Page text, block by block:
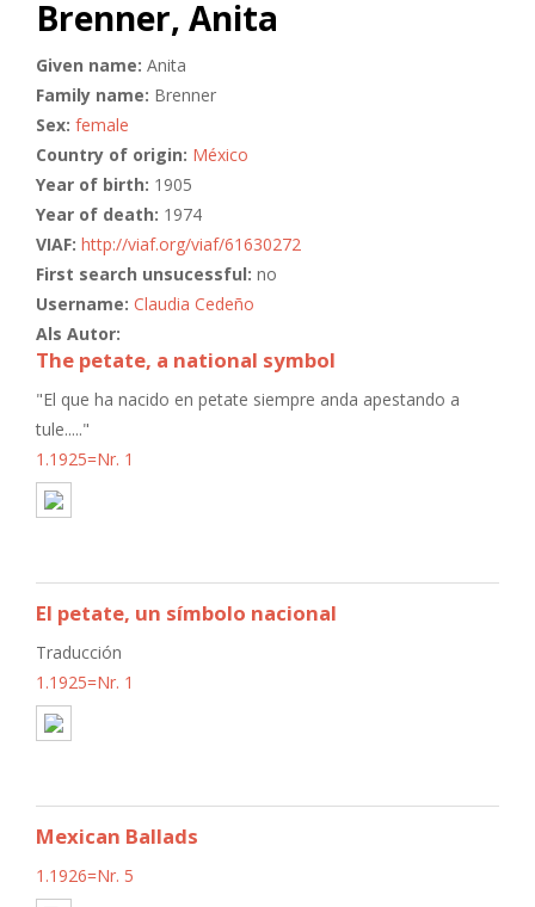
Brenner, Anita
Given name: Anita
Family name: Brenner
Sex: female
Country of origin: México
Year of birth: 1905
Year of death: 1974
VIAF: http://viaf.org/viaf/61630272
First search unsucessful: no
Username: Claudia Cedeño
Als Autor:
The petate, a national symbol
"El que ha nacido en petate siempre anda apestando a
tule....."
1.1925=Nr. 1
El petate, un símbolo nacional
Traducción
1.1925=Nr. 1
Mexican Ballads
1.1926=Nr. 5